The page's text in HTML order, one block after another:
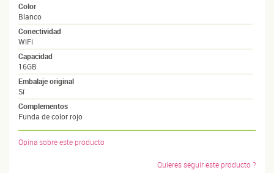
Color
Blanco
Conectividad
WiFi
Capacidad
16GB
Embalaje original
Sí
Complementos
Funda de color rojo
Opina sobre este producto
Quieres seguir este producto ?